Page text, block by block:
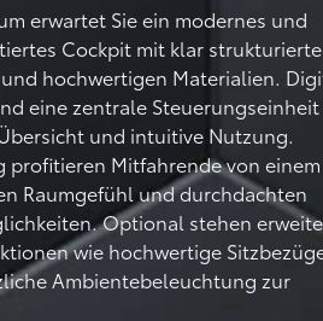
erwartet Sie ein modernes und
Cockpit mit klar
hochwertigen Materialien.
eine zentrale Steuerungseinheit
und intuitive Nutzung.
profitieren Mitfahrende von einem
Raumgefühl und durchdachten
Optional stehen
wie hochwertige
Ambientebeleuchtung zur